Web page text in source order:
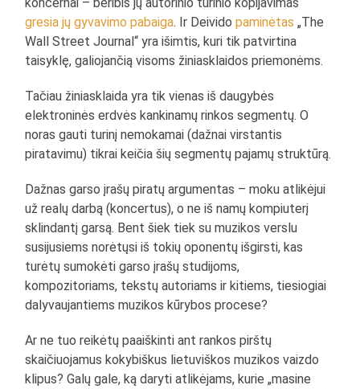
gresia jų gyvavimo pabaiga. Ir Deividopaminėtas „The
Wall Street Journal“ yra išimtis, kuri tik patvirtina
taisyklę, galiojančią visoms žiniasklaidos priemonėms.
Tačiau žiniasklaida yra tik vienas iš daugybės
elektroninės erdvės kankinamų rinkos segmentų. O
noras gauti turinį nemokamai (dažnai virstantis
piratavimu) tikrai keičia šių segmentų pajamų struktūrą.
Dažnas garso įrašų piratų argumentas – moku atlikėjui
už realų darbą (koncertus), o ne iš namų kompiuterį
sklindantį garsą. Bent šiek tiek su muzikos verslu
susijusiems norėtųsi iš tokių oponentų išgirsti, kas
turėtų sumokėti garso įrašų studijoms,
kompozitoriams, tekstų autoriams ir kitiems, tiesiogiai
dalyvaujantiems muzikos kūrybos procese?
Ar ne tuo reikėtų paaiškinti ant rankos pirštų
skaičiuojamus kokybiškus lietuviškos muzikos vaizdo
klipus? Galų gale, ką daryti atlikėjams, kurie „masine